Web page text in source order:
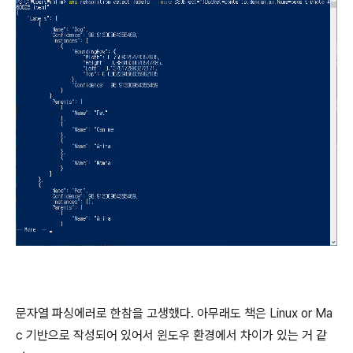
문자열 파싱에러로 한참을 고생했다. 아무래도 책은 Linux or Ma
c 기반으로 작성되어 있어서 윈도우 환경에서 차이가 있는 거 같